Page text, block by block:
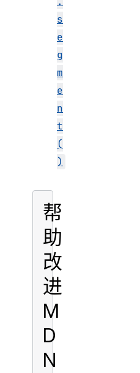
s
e
g
m
e
n
t
(
)
帮
助
改
进
M
D
N